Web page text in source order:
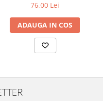
76,00 Lei
ADAUGA IN COS